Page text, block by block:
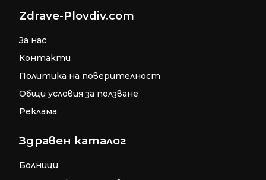
Zdrave-Plovdiv.com
За нас
Контакти
Политика на поверителност
Общи условия за ползване
Реклама
Здравен каталог
Болници